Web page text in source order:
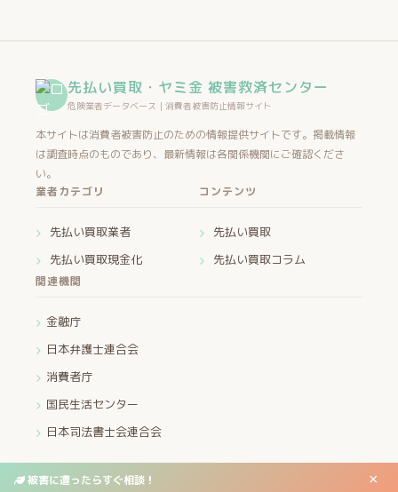
先払い買取・ヤミ金 被害救済センター
危険業者データベース｜消費者被害防止情報サイト
本サイトは消費者被害防止のための情報提供サイトです。掲載情報
は調査時点のものであり、最新情報は各関係機関にご確認くださ
い。
業者カテゴリ
先払い買取業者
先払い買取現金化
コンテンツ
先払い買取
先払い買取コラム
関連機関
金融庁
日本弁護士連合会
消費者庁
国民生活センター
日本司法書士会連合会
被害に遭ったらすぐ相談！ ×